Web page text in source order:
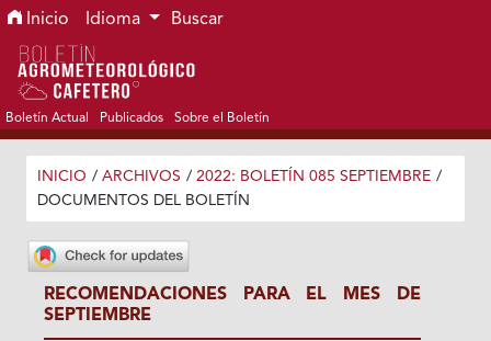
Ir al menú de navegación principal
Ir al contenido principal
Ir al pie de página del sitio
Inicio Idioma Buscar
Boletín Actual Publicados Sobre el Boletín
INICIO / ARCHIVOS / 2022: BOLETÍN 085 SEPTIEMBRE /
DOCUMENTOS DEL BOLETÍN
RECOMENDACIONES PARA EL MES DE
SEPTIEMBRE